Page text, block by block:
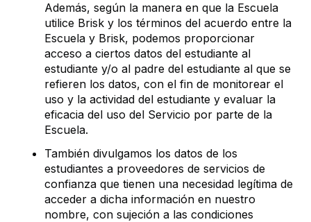
Además, según la manera en que la Escuela
utilice Brisk y los términos del acuerdo entre la
Escuela y Brisk, podemos proporcionar
acceso a ciertos datos del estudiante al
estudiante y/o al padre del estudiante al que se
refieren los datos, con el fin de monitorear el
uso y la actividad del estudiante y evaluar la
eficacia del uso del Servicio por parte de la
Escuela.
También divulgamos los datos de los
estudiantes a proveedores de servicios de
confianza que tienen una necesidad legítima de
acceder a dicha información en nuestro
nombre, con sujeción a las condiciones